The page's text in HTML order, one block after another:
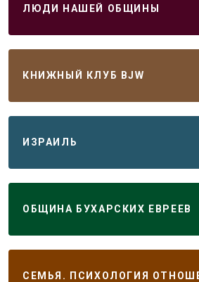
ЛЮДИ НАШЕЙ ОБЩИНЫ
КНИЖНЫЙ КЛУБ BJW
ИЗРАИЛЬ
ОБЩИНА БУХАРСКИХ ЕВРЕЕВ
СЕМЬЯ. ПСИХОЛОГИЯ